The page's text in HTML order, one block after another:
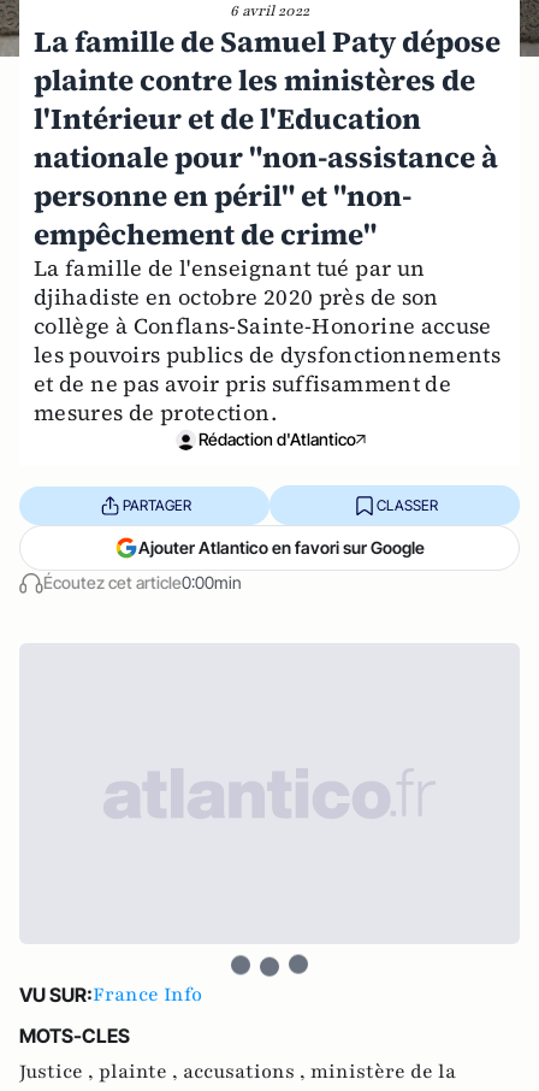
6 avril 2022
La famille de Samuel Paty dépose
plainte contre les ministères de
l'Intérieur et de l'Education
nationale pour "non-assistance à
personne en péril" et "non-
empêchement de crime"
La famille de l'enseignant tué par un
djihadiste en octobre 2020 près de son
collège à Conflans-Sainte-Honorine accuse
les pouvoirs publics de dysfonctionnements
et de ne pas avoir pris suffisamment de
mesures de protection.
Rédaction d'Atlantico
Écoutez cet article0:00min
PARTAGER CLASSER
Ajouter Atlantico en favori sur Google
VU SUR:France Info
MOTS-CLES
Justice , plainte , accusations , ministère de la